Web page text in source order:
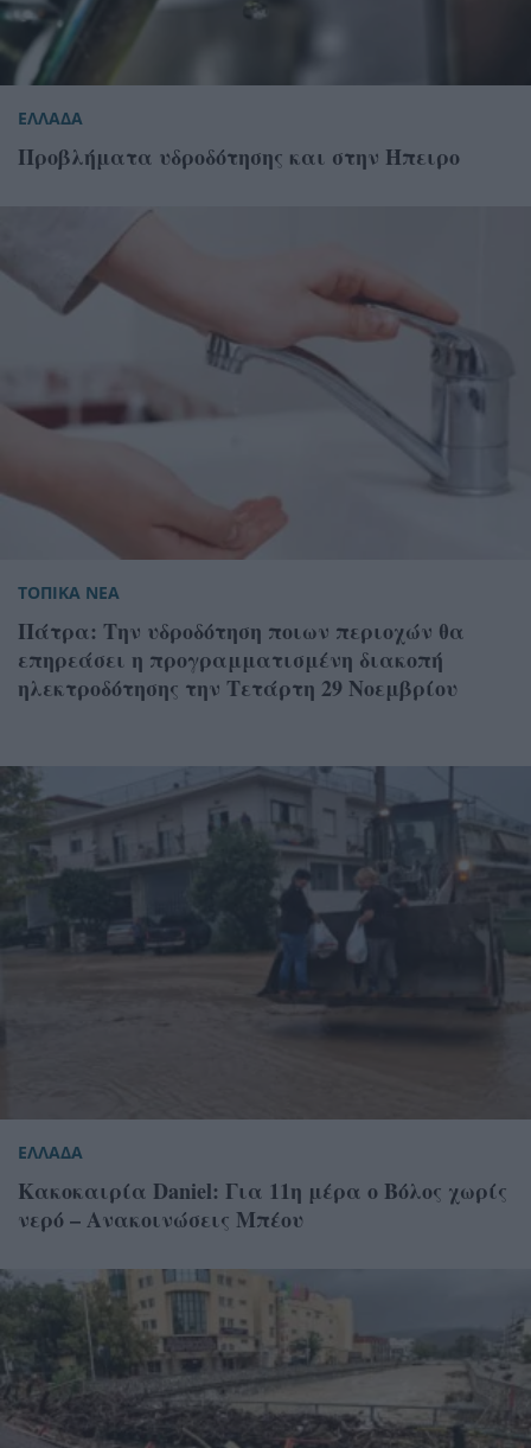
ΕΛΛΑΔΑ
Προβλήματα υδροδότησης και στην Ήπειρο
ΤΟΠΙΚΑ ΝΕΑ
Πάτρα: Την υδροδότηση ποιων περιοχών θα
επηρεάσει η προγραμματισμένη διακοπή
ηλεκτροδότησης την Τετάρτη 29 Νοεμβρίου
ΕΛΛΑΔΑ
Κακοκαιρία Daniel: Για 11η μέρα ο Βόλος χωρίς
νερό – Ανακοινώσεις Μπέου